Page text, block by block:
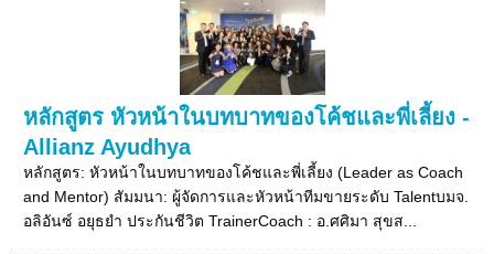
หลักสูตร หัวหน้าในบทบาทของโค้ชและพี่เลี้ยง -
Allianz Ayudhya
หลักสูตร: หัวหน้าในบทบาทของโค้ชและพี่เลี้ยง (Leader as Coach
and Mentor) สัมมนา: ผู้จัดการและหัวหน้าทีมขายระดับ Talentบมจ.
อลิอันซ์ อยุธยำ ประกันชีวิต TrainerCoach : อ.ศศิมา สุขส...